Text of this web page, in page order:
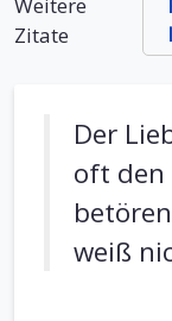
Zitate
Der
oft den
weiß